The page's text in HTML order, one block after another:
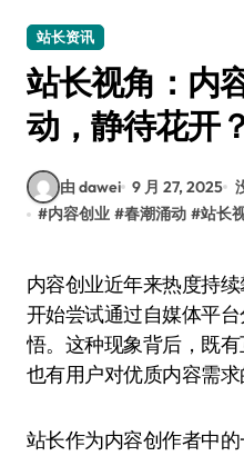
站长资讯
站长视角：内
动，静待花开
由 dawei 9 月 27, 2025
#内容创业 #春潮涌动 #站长
内容创业近年来热度持续攀升，越来越多的普通人
开始尝试通过自媒体平
悟。这种现象背后，既
也有用户对优质内容需求
站长作为内容创作者中